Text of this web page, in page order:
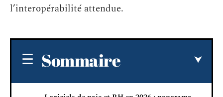
l’interopérabilité attendue.
Sommaire